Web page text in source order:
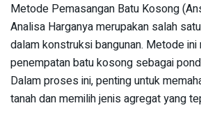
Metode Pemasangan Batu Kosong
Analisa Harganya merupakan salah
dalam konstruksi bangunan. Metode ini
penempatan batu kosong sebagai
Dalam proses ini, penting untuk
tanah dan memilih jenis agregat yang